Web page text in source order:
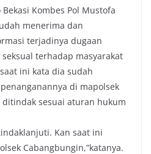
Kombes Pol Mustofa
menerima dan
terjadinya dugaan
terhadap masyarakat
ini kata dia sudah
di mapolsek
sesuai aturan hukum
Kan saat ini
Cabangbungin,”katanya.